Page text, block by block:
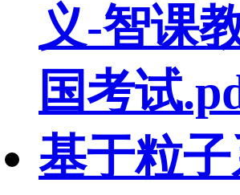
义-智课
国考试
基于粒